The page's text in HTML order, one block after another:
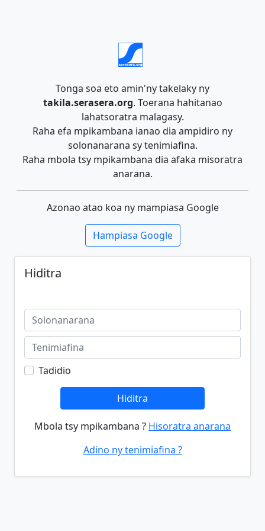
Tonga soa eto amin'ny takelaky ny
takila.serasera.org. Toerana hahitanao
lahatsoratra malagasy.
Raha efa mpikambana ianao dia ampidiro ny
solonanarana sy tenimiafina.
Raha mbola tsy mpikambana dia afaka misoratra
anarana.
Azonao atao koa ny mampiasa Google
Hampiasa Google
Hiditra
Tadidio
Hiditra
Mbola tsy mpikambana ? Hisoratra anarana
Adino ny tenimiafina ?